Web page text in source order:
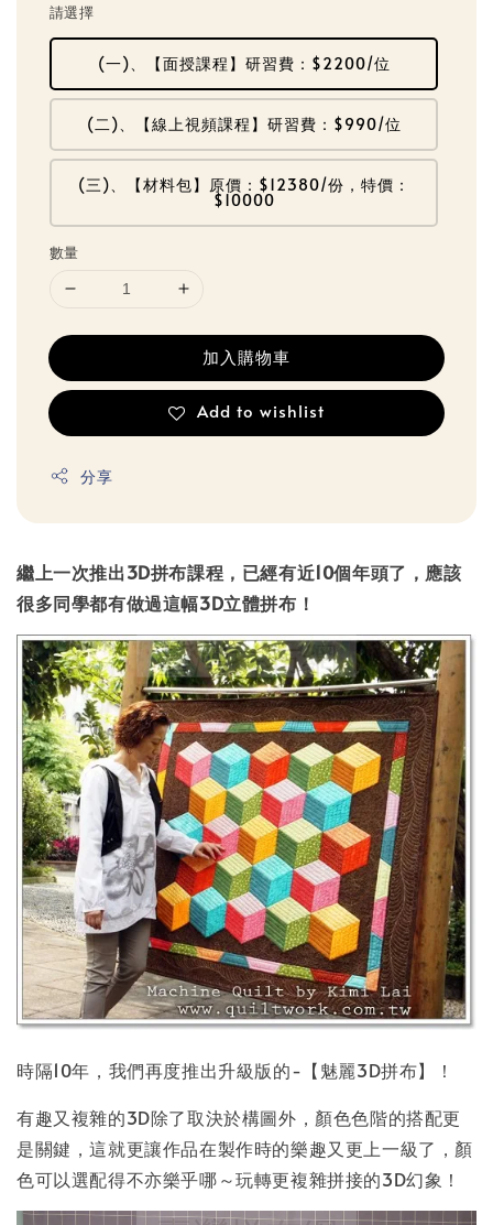
請選擇
(一)、【面授課程】研習費：$2200/位
(二)、【線上視頻課程】研習費：$990/位
(三)、【材料包】原價：$12380/份，特價：
$10000
數量
加入購物車
Add to wishlist
分享
繼上一次推出3D拼布課程，已經有近10個年頭了，應該
很多同學都有做過這幅3D立體拼布！
時隔10年，我們再度推出升級版的-【魅麗3D拼布】！
有趣又複雜的3D除了取決於構圖外，顏色色階的搭配更
是關鍵，這就更讓作品在製作時的樂趣又更上一級了，顏
色可以選配得不亦樂乎哪～玩轉更複雜拼接的3D幻象！